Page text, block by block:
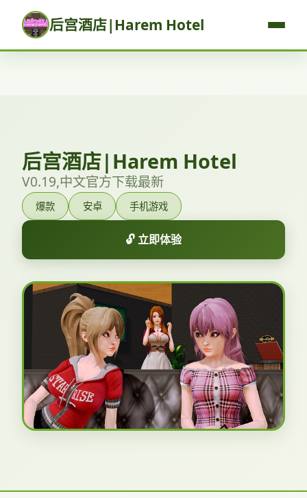
后宫酒店|Harem Hotel
后宫酒店|Harem Hotel
V0.19,中文官方下载最新
爆款 安卓 手机游戏
🔓 立即体验